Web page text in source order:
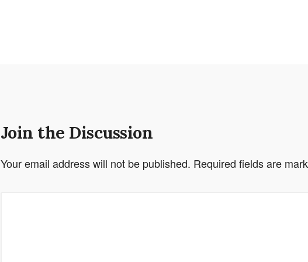
Join the Discussion
Your email address will not be published. Required fields are